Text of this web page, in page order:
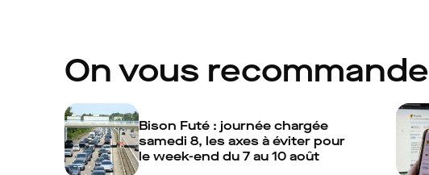
On vous recommande
Bison Futé : journée chargée
samedi 8, les axes à éviter pour
le week-end du 7 au 10 août